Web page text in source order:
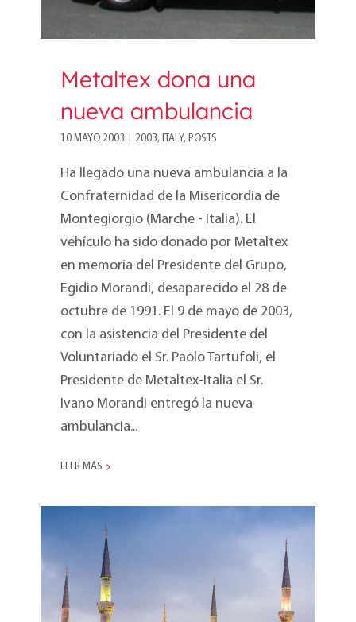
Metaltex dona una
nueva ambulancia
10 MAYO 2003 2003, ITALY, POSTS
Ha llegado una nueva ambulancia a la
Confraternidad de la Misericordia de
Montegiorgio (Marche - Italia). El
vehículo ha sido donado por Metaltex
en memoria del Presidente del Grupo,
Egidio Morandi, desaparecido el 28 de
octubre de 1991. El 9 de mayo de 2003,
con la asistencia del Presidente del
Voluntariado el Sr. Paolo Tartufoli, el
Presidente de Metaltex-Italia el Sr.
Ivano Morandi entregó la nueva
ambulancia...
LEER MÁS